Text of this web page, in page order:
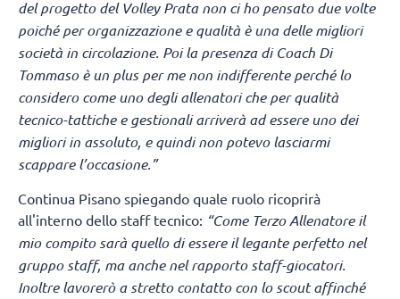
del progetto del Volley Prata non ci ho pensato due volte
poiché per organizzazione e qualità è una delle migliori
società in circolazione. Poi la presenza di Coach Di
Tommaso è un plus per me non indifferente perché lo
considero come uno degli allenatori che per qualità
tecnico-tattiche e gestionali arriverà ad essere uno dei
migliori in assoluto, e quindi non potevo lasciarmi
scappare l’occasione.”
Continua Pisano spiegando quale ruolo ricoprirà
all'interno dello staff tecnico: “Come Terzo Allenatore il
mio compito sarà quello di essere il legante perfetto nel
gruppo staff, ma anche nel rapporto staff-giocatori.
Inoltre lavorerò a stretto contatto con lo scout affinché